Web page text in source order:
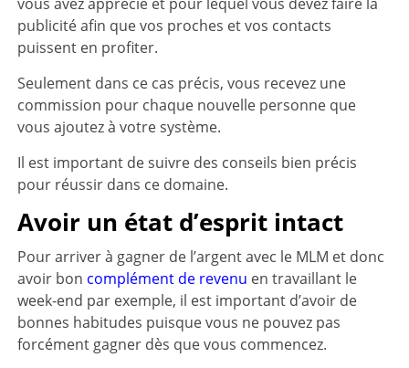
publicité afin que vos proches et vos contacts
puissent en profiter.
Seulement dans ce cas précis, vous recevez une
commission pour chaque nouvelle personne que
vous ajoutez à votre système.
Il est important de suivre des conseils bien précis
pour réussir dans ce domaine.
Avoir un état d’esprit intact
Pour arriver à gagner de l’argent avec le MLM et donc
avoir bon complément de revenu en travaillant le
week-end par exemple, il est important d’avoir de
bonnes habitudes puisque vous ne pouvez pas
forcément gagner dès que vous commencez.